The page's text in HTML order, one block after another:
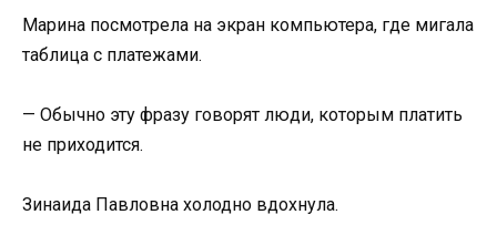
Марина посмотрела на экран компьютера, где мигала
таблица с платежами.
— Обычно эту фразу говорят люди, которым платить
не приходится.
Зинаида Павловна холодно вдохнула.